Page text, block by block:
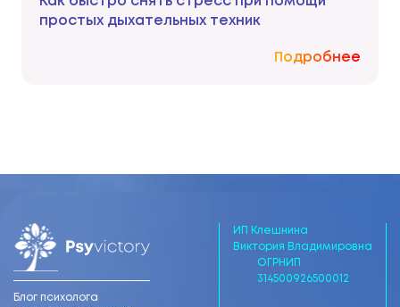
простых дыхательных техник
Подробнее
Блог психолога
ИП Клешнина
Виктория Владимировна
ОГРНИП
314500926500012